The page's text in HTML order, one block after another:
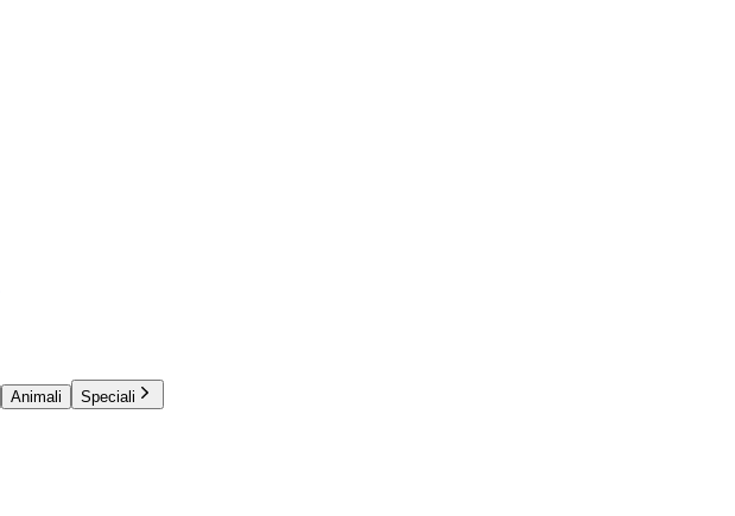
Animali
Speciali